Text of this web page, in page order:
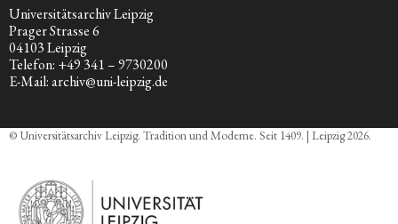
Universitätsarchiv Leipzig
Prager Strasse 6
04103 Leipzig
Telefon: +49 341 – 9730200
E-Mail: archiv@uni-leipzig.de
© Universitätsarchiv Leipzig. Tradition und Moderne. Seit 1409. | Leipzig 2026.